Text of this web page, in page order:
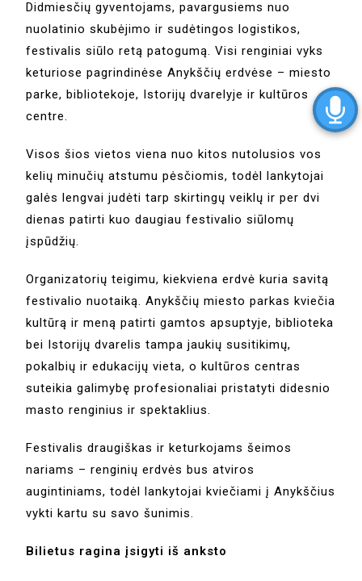
Didmiesčių gyventojams, pavargusiems nuo
nuolatinio skubėjimo ir sudėtingos logistikos,
festivalis siūlo retą patogumą. Visi renginiai vyks
keturiose pagrindinėse Anykščių erdvėse – miesto
parke, bibliotekoje, Istorijų dvarelyje ir kultūros
centre.
Visos šios vietos viena nuo kitos nutolusios vos
kelių minučių atstumu pėsčiomis, todėl lankytojai
galės lengvai judėti tarp skirtingų veiklų ir per dvi
dienas patirti kuo daugiau festivalio siūlomų
įspūdžių.
Organizatorių teigimu, kiekviena erdvė kuria savitą
festivalio nuotaiką. Anykščių miesto parkas kviečia
kultūrą ir meną patirti gamtos apsuptyje, biblioteka
bei Istorijų dvarelis tampa jaukių susitikimų,
pokalbių ir edukacijų vieta, o kultūros centras
suteikia galimybę profesionaliai pristatyti didesnio
masto renginius ir spektaklius.
Festivalis draugiškas ir keturkojams šeimos
nariams – renginių erdvės bus atviros
augintiniams, todėl lankytojai kviečiami į Anykščius
vykti kartu su savo šunimis.
Bilietus ragina įsigyti iš anksto